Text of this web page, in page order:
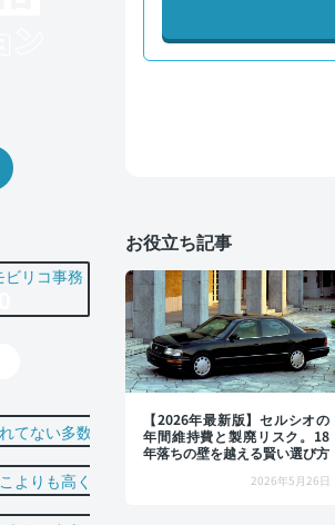
お役立ち記事
【2026年最新版】セルシオの
年間維持費と製廃リスク。18
年落ちの壁を越える賢い選び方
2026年5月26日